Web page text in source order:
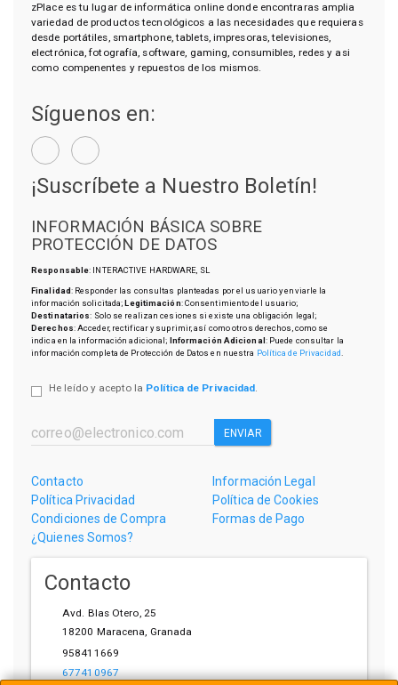
zPlace es tu lugar de informática online donde encontraras amplia
variedad de productos tecnológicos a las necesidades que requieras
desde portátiles, smartphone, tablets, impresoras, televisiones,
electrónica, fotografía, software, gaming, consumibles, redes y asi
como compenentes y repuestos de los mismos.
Síguenos en:
¡Suscríbete a Nuestro Boletín!
INFORMACIÓN BÁSICA SOBRE
PROTECCIÓN DE DATOS
Responsable: INTERACTIVE HARDWARE, SL
Finalidad: Responder las consultas planteadas por el usuario y enviarle la
información solicitada;Legitimación: Consentimiento del usuario;
Destinatarios: Solo se realizan cesiones si existe una obligación legal;
Derechos: Acceder, rectificar y suprimir, así como otros derechos, como se
indica en la información adicional; Información Adicional: Puede consultar la
información completa de Protección de Datos en nuestra Política de Privacidad
He leído y acepto la Política de Privacidad.
ENVIAR
Contacto
Información Legal
Política Privacidad
Política de Cookies
Condiciones de Compra
Formas de Pago
¿Quienes Somos?
Contacto
Avd. Blas Otero, 25
18200 Maracena, Granada
958411669
677410967